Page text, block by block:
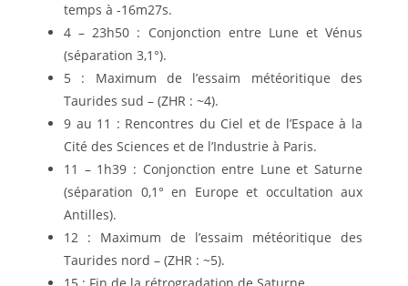
temps à -16m27s.
4 – 23h50 : Conjonction entre Lune et Vénus
(séparation 3,1°).
5 : Maximum de l’essaim météoritique des
Taurides sud – (ZHR : ~4).
9 au 11 : Rencontres du Ciel et de l’Espace à la
Cité des Sciences et de l’Industrie à Paris.
11 – 1h39 : Conjonction entre Lune et Saturne
(séparation 0,1° en Europe et occultation aux
Antilles).
12 : Maximum de l’essaim météoritique des
Taurides nord – (ZHR : ~5).